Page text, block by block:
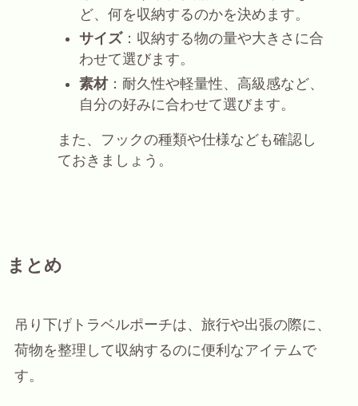
ど、何を収納するのかを決めます。
サイズ：収納する物の量や大きさに合
わせて選びます。
素材：耐久性や軽量性、高級感など、
自分の好みに合わせて選びます。
また、フックの種類や仕様なども確認し
ておきましょう。
まとめ
吊り下げトラベルポーチは、旅行や出張の際に、
荷物を整理して収納するのに便利なアイテムで
す。